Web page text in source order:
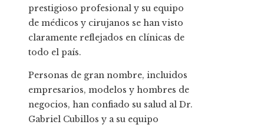
prestigioso profesional y su equipo
de médicos y cirujanos se han visto
claramente reflejados en clínicas de
todo el país.
Personas de gran nombre, incluidos
empresarios, modelos y hombres de
negocios, han confiado su salud al Dr.
Gabriel Cubillos y a su equipo